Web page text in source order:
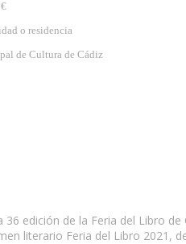
o residencia
de Cultura de Cádiz
edición de la Feria del Libro
literario Feria del Libro 2021,